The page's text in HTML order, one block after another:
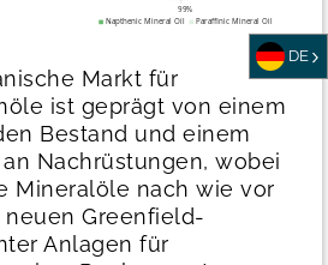
Markt für
ist geprägt von einem
Bestand und einem
Nachrüstungen, wobei
Mineralöle nach wie vor
Greenfield-
Anlagen für
DE